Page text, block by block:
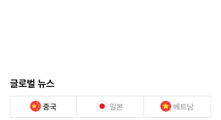
글로벌 뉴스
중국 일본 베트남